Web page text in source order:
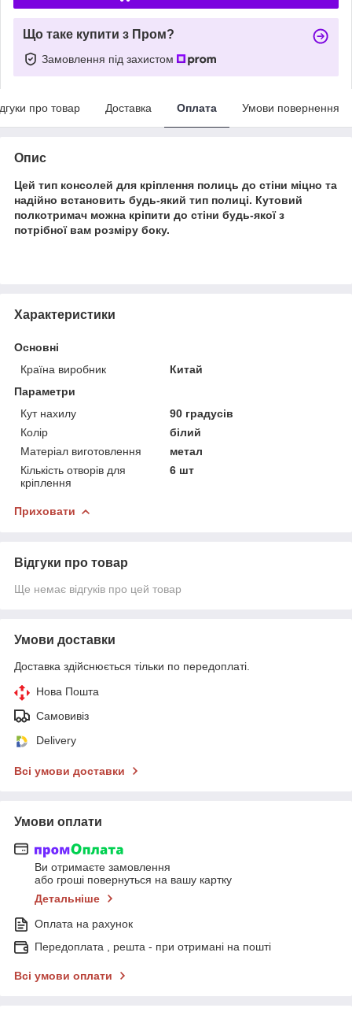
Що таке купити з Пром?
Замовлення під захистом
про товар Доставка Оплата Умови повернення
Опис
Цей тип консолей для кріплення полиць до стіни міцно та
надійно встановить будь-який тип полиці. Кутовий
полкотримач можна кріпити до стіни будь-якої з
потрібної вам розміру боку.
Характеристики
Основні
Країна виробник
Китай
Параметри
Кут нахилу
90 градусів
Колір
білий
Матеріал виготовлення
метал
Кількість отворів для
кріплення
6 шт
Приховати
Відгуки про товар
Ще немає відгуків про цей товар
Умови доставки
Доставка здійснюється тільки по передоплаті.
Нова Пошта
Самовивіз
Delivery
Всі умови доставки
Умови оплати
Ви отримаєте замовлення
або гроші повернуться на вашу картку
Детальніше
Оплата на рахунок
Передоплата , решта - при отримані на пошті
Всі умови оплати